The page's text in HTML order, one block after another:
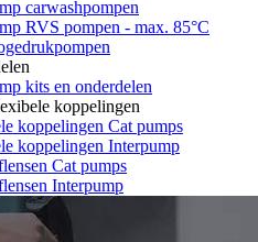
carwashpompen
RVS pompen - max. 85°C
kits en onderdelen
koppelingen
koppelingen Cat pumps
koppelingen Interpump
Cat pumps
Interpump